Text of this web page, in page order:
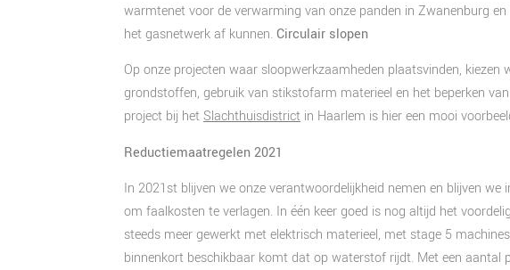
warmtenet voor de verwarming van onze panden in Zwanenburg
het gasnetwerk af kunnen. Circulair slopen
Op onze projecten waar sloopwerkzaamheden plaatsvinden,
grondstoffen, gebruik van stikstofarm materieel en het beperken
project bij hetSlachthuisdistrict in Haarlem is hier een mooi
Reductiemaatregelen 2021
In 2021st blijven we onze verantwoordelijkheid nemen en blijven
om faalkosten te verlagen. In één keer goed is nog altijd het
steeds meer gewerkt met elektrisch materieel, met stage 5
binnenkort beschikbaar komt dat op waterstof rijdt. Met een aantal